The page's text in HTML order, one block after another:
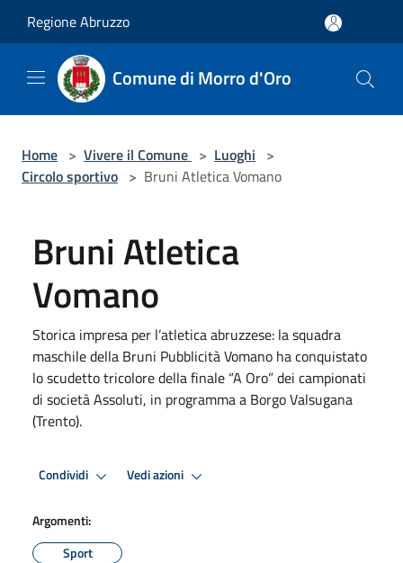
Regione Abruzzo
Comune di Morro d'Oro
Home > Vivere il Comune > Luoghi >
Circolo sportivo > Bruni Atletica Vomano
Bruni Atletica
Vomano
Storica impresa per l’atletica abruzzese: la squadra
maschile della Bruni Pubblicità Vomano ha conquistato
lo scudetto tricolore della finale “A Oro” dei campionati
di società Assoluti, in programma a Borgo Valsugana
(Trento).
Condividi Vedi azioni
Argomenti:
Sport